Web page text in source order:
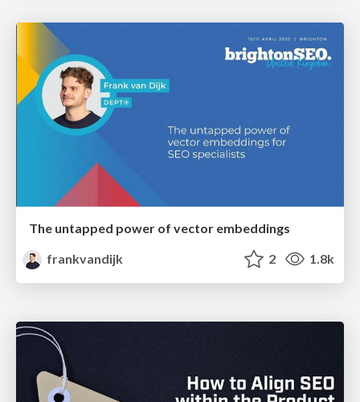
The untapped power of vector embeddings
frankvandijk
2 1.8k